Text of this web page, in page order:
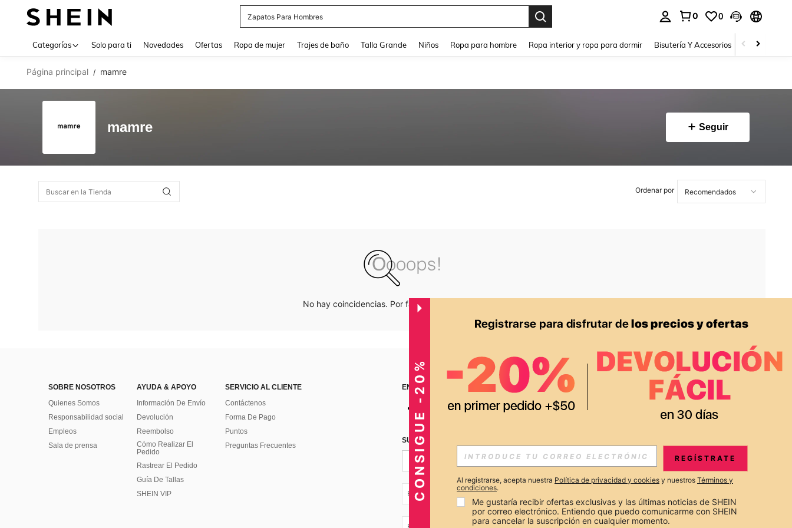
Zapatos Para Hombres
0 0
Categorías Solo para ti Novedades Ofertas Ropa de mujer Trajes de baño Talla Grande Niños Ropa para hombre Ropa interior y ropa para dormir Bisutería Y Accesorios Zapatos
Página principal / mamre
mamre Seguir
Ordenar por
No hay coincidencias. Por favor inténtalo de nuevo.
SOBRE NOSOTROS
Quienes Somos
Responsabilidad social
Empleos
Sala de prensa
AYUDA & APOYO
Información De Envío
Devolución
Reembolso
Cómo Realizar El
Pedido
Rastrear El Pedido
Guía De Tallas
SHEIN VIP
SERVICIO AL CLIENTE
Contáctenos
Forma De Pago
Puntos
Preguntas Frecuentes
ENCUÉNTRANOS EN APP
SUSCRÍBETE PARA RECIBIR OFERTAS EXCLUSIVAS, PROMOCIONES Y NOTICIAS DE SHEIN
Suscribir
EC + 593
CONSIGUE -20% REGÍSTRATE
Al registrarse, acepta nuestra Política de privacidad y cookies y nuestros Términos y
condiciones.
Me gustaría recibir ofertas exclusivas y las últimas noticias de SHEIN
por correo electrónico. Entiendo que puedo comunicarme con SHEIN
para cancelar la suscripción en cualquier momento.